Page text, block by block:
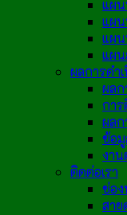
แผ
แผ
แผน
แผ
ผลการดำ
ผลก
กา
ผล
ข้อ
งา
ติดต่อเรา
ช่อ
สา